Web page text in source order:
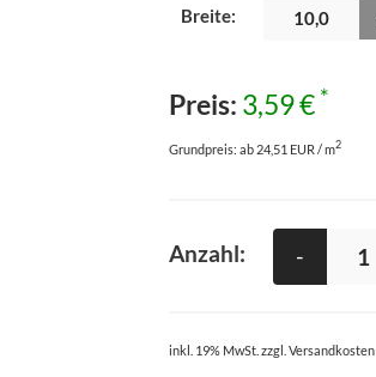
Breite:
Preis: 3,59 € *
Grundpreis: ab 24,51 EUR / m2
Anzahl: -
inkl. 19% MwSt. zzgl. Versandkosten